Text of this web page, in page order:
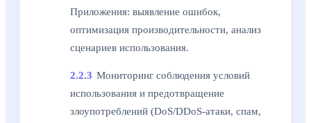
Приложения: выявление ошибок,
оптимизация производительности, анализ
сценариев использования.
2.2.3 Мониторинг соблюдения условий
использования и предотвращение
злоупотреблений (DoS/DDoS-атаки, спам,